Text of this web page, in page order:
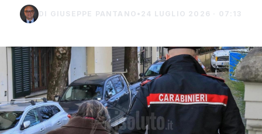
DI GIUSEPPE PANTANO • 24 LUGLIO 2026 · 07:13